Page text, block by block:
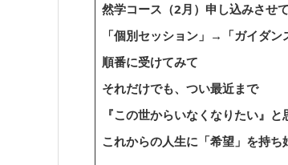
然学コース（2月）申し込みさせ
「個別セッション」→「ガイダ
順番に受けてみて
それだけでも、つい最近まで
『この世からいなくなりたい』
これからの人生に「希望」を持ち